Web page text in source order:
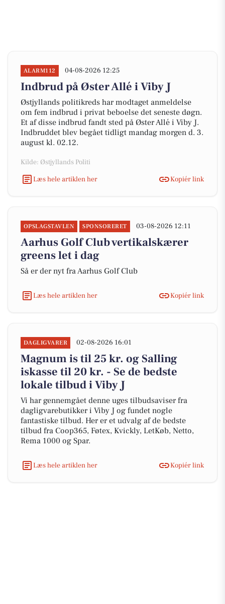
ALARM112 04-08-2026 12:25
Indbrud på Øster Allé i Viby J
Østjyllands politikreds har modtaget anmeldelse
om fem indbrud i privat beboelse det seneste døgn.
Et af disse indbrud fandt sted på Øster Allé i Viby J.
Indbruddet blev begået tidligt mandag morgen d. 3.
august kl. 02.12.
Kilde: Østjyllands Politi
Læs hele artiklen her
Kopiér link
OPSLAGSTAVLEN SPONSORERET 03-08-2026 12:11
Aarhus Golf Club vertikalskærer
greens let i dag
Så er der nyt fra Aarhus Golf Club
Læs hele artiklen her Kopiér link
DAGLIGVARER 02-08-2026 16:01
Magnum is til 25 kr. og Salling
iskasse til 20 kr. - Se de bedste
lokale tilbud i Viby J
Vi har gennemgået denne uges tilbudsaviser fra
dagligvarebutikker i Viby J og fundet nogle
fantastiske tilbud. Her er et udvalg af de bedste
tilbud fra Coop365, Føtex, Kvickly, LetKøb, Netto,
Rema 1000 og Spar.
Læs hele artiklen her Kopiér link